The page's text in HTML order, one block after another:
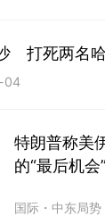
打死两名
04
特朗普称美
的“最后机会”
国际 ・ 中东局势